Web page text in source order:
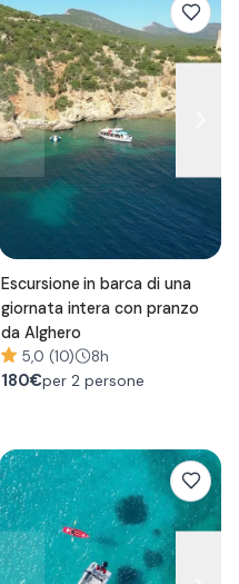
Escursione in barca di una
giornata intera con pranzo
da Alghero
5,0 (10) 8h
180€per 2 persone